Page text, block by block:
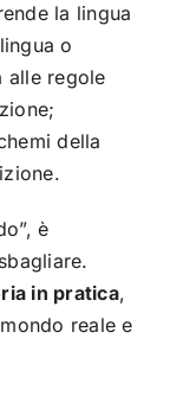
la lingua
o
alle regole
della
è
in pratica,
reale e